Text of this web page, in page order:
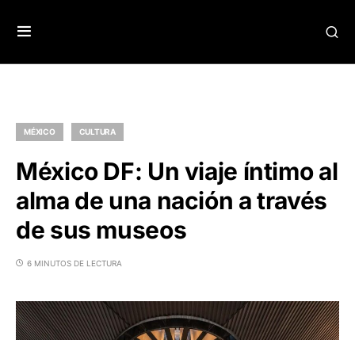
MÉXICO CULTURA
México DF: Un viaje íntimo al
alma de una nación a través
de sus museos
6 MINUTOS DE LECTURA